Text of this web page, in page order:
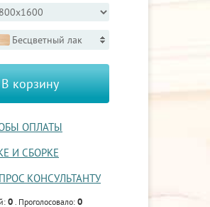
Бесцветный лак
корзину
ОПЛАТЫ
И СБОРКЕ
КОНСУЛЬТАНТУ
0 . Проголосовало: 0